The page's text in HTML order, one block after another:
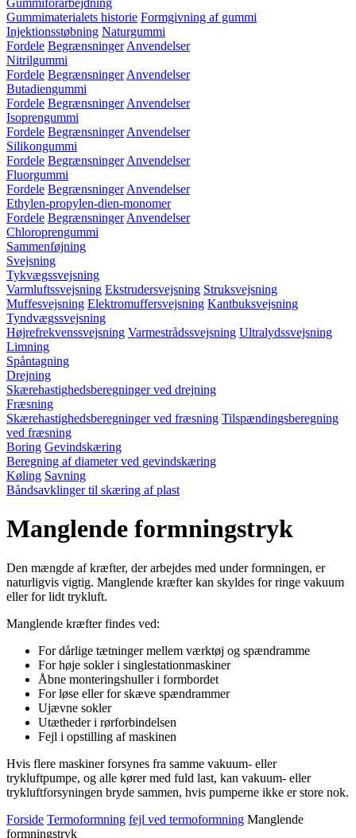
Gummiforarbejdning
Gummimaterialets historie Formgivning af gummi
Injektionsstøbning Naturgummi
Fordele Begrænsninger Anvendelser
Nitrilgummi
Fordele Begrænsninger Anvendelser
Butadiengummi
Fordele Begrænsninger Anvendelser
Isoprengummi
Fordele Begrænsninger Anvendelser
Silikongummi
Fordele Begrænsninger Anvendelser
Fluorgummi
Fordele Begrænsninger Anvendelser
Ethylen-propylen-dien-monomer
Fordele Begrænsninger Anvendelser
Chloroprengummi
Sammenføjning
Svejsning
Tykvægssvejsning
Varmluftssvejsning Ekstrudersvejsning Struksvejsning
Muffesvejsning Elektromuffersvejsning Kantbuksvejsning
Tyndvægssvejsning
Højrefrekvenssvejsning Varmestrådssvejsning Ultralydssvejsning
Limning
Spåntagning
Drejning
Skærehastighedsberegninger ved drejning
Fræsning
Skærehastighedsberegninger ved fræsning Tilspændingsberegning
ved fræsning
Boring Gevindskæring
Beregning af diameter ved gevindskæring
Køling Savning
Båndsavklinger til skæring af plast
Manglende formningstryk
Den mængde af kræfter, der arbejdes med under formningen, er
naturligvis vigtig. Manglende kræfter kan skyldes for ringe vakuum
eller for lidt trykluft.
Manglende kræfter findes ved:
For dårlige tætninger mellem værktøj og spændramme
For høje sokler i singlestationmaskiner
Åbne monteringshuller i formbordet
For løse eller for skæve spændrammer
Ujævne sokler
Utætheder i rørforbindelsen
Fejl i opstilling af maskinen
Hvis flere maskiner forsynes fra samme vakuum- eller
trykluftpumpe, og alle kører med fuld last, kan vakuum- eller
trykluftforsyningen bryde sam­men, hvis pumperne ikke er store nok.
Forside Termoformning fejl ved termoformning Manglende
formningstryk